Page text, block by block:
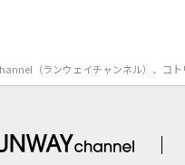
（ランウェイチャンネル）、コ